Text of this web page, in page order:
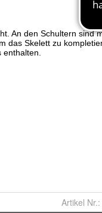
Artikel Nr.: